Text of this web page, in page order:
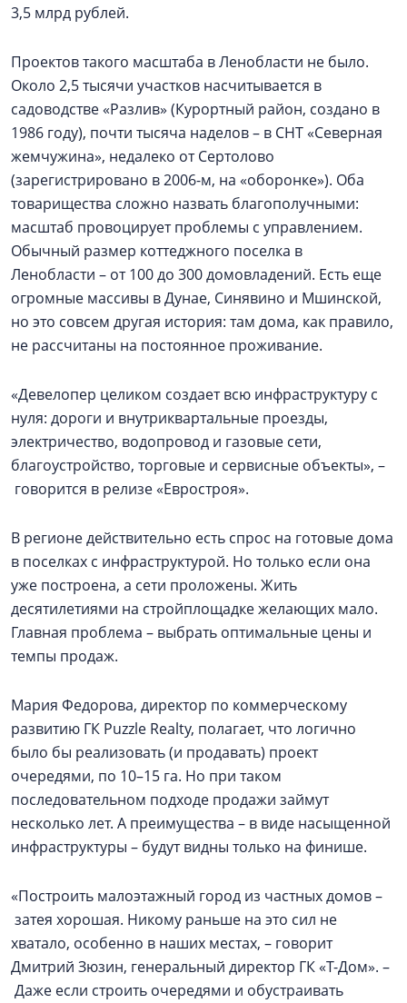
3,5 млрд рублей.
Проектов такого масштаба в Ленобласти не было.
Около 2,5 тысячи участков насчитывается в
садоводстве «Разлив» (Курортный район, создано в
1986 году), почти тысяча наделов – в СНТ «Северная
жемчужина», недалеко от Сертолово
(зарегистрировано в 2006-м, на «оборонке»). Оба
товарищества сложно назвать благополучными:
масштаб провоцирует проблемы с управлением.
Обычный размер коттеджного поселка в
Ленобласти – от 100 до 300 домовладений. Есть еще
огромные массивы в Дунае, Синявино и Мшинской,
но это совсем другая история: там дома, как правило,
не рассчитаны на постоянное проживание.
«Девелопер целиком создает всю инфраструктуру с
нуля: дороги и внутриквартальные проезды,
электричество, водопровод и газовые сети,
благоустройство, торговые и сервисные объекты», –
говорится в релизе «Евростроя».
В регионе действительно есть спрос на готовые дома
в поселках с инфраструктурой. Но только если она
уже построена, а сети проложены. Жить
десятилетиями на стройплощадке желающих мало.
Главная проблема – выбрать оптимальные цены и
темпы продаж.
Мария Федорова, директор по коммерческому
развитию ГК Puzzle Realty, полагает, что логично
было бы реализовать (и продавать) проект
очередями, по 10–15 га. Но при таком
последовательном подходе продажи займут
несколько лет. А преимущества – в виде насыщенной
инфраструктуры – будут видны только на финише.
«Построить малоэтажный город из частных домов –
затея хорошая. Никому раньше на это сил не
хватало, особенно в наших местах, – говорит
Дмитрий Зюзин, генеральный директор ГК «Т-Дом». –
Даже если строить очередями и обустраивать